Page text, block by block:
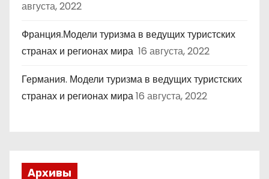
августа, 2022
Франция.Модели туризма в ведущих туристских
странах и регионах мира 16 августа, 2022
Германия. Модели туризма в ведущих туристских
странах и регионах мира16 августа, 2022
Архивы